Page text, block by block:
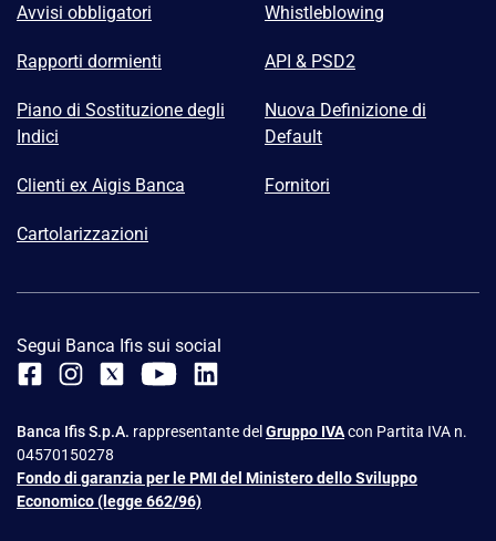
Avvisi obbligatori Whistleblowing
Rapporti dormienti API & PSD2
Piano di Sostituzione degli
Indici
Nuova Definizione di
Default
Clienti ex Aigis Banca Fornitori
Cartolarizzazioni
Segui Banca Ifis sui social
Banca Ifis S.p.A. rappresentante del Gruppo IVAcon Partita IVA n.
04570150278
Fondo di garanzia per le PMI del Ministero dello Sviluppo
Economico (legge 662/96)